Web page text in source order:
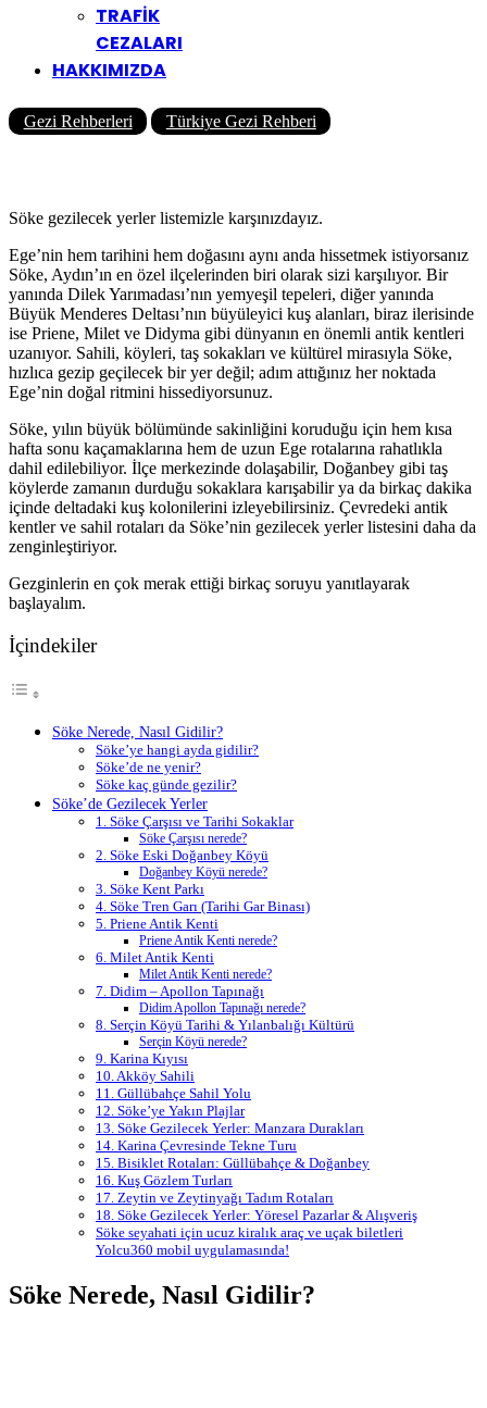
TRAFİK
CEZALARI
HAKKIMIZDA
Gezi Rehberleri Türkiye Gezi Rehberi
Söke gezilecek yerler listemizle karşınızdayız.
Ege’nin hem tarihini hem doğasını aynı anda hissetmek istiyorsanız
Söke, Aydın’ın en özel ilçelerinden biri olarak sizi karşılıyor. Bir
yanında Dilek Yarımadası’nın yemyeşil tepeleri, diğer yanında
Büyük Menderes Deltası’nın büyüleyici kuş alanları, biraz ilerisinde
ise Priene, Milet ve Didyma gibi dünyanın en önemli antik kentleri
uzanıyor. Sahili, köyleri, taş sokakları ve kültürel mirasıyla Söke,
hızlıca gezip geçilecek bir yer değil; adım attığınız her noktada
Ege’nin doğal ritmini hissediyorsunuz.
Söke, yılın büyük bölümünde sakinliğini koruduğu için hem kısa
hafta sonu kaçamaklarına hem de uzun Ege rotalarına rahatlıkla
dahil edilebiliyor. İlçe merkezinde dolaşabilir, Doğanbey gibi taş
köylerde zamanın durduğu sokaklara karışabilir ya da birkaç dakika
içinde deltadaki kuş kolonilerini izleyebilirsiniz. Çevredeki antik
kentler ve sahil rotaları da Söke’nin gezilecek yerler listesini daha da
zenginleştiriyor.
Gezginlerin en çok merak ettiği birkaç soruyu yanıtlayarak
başlayalım.
İçindekiler
Söke Nerede, Nasıl Gidilir?
Söke’ye hangi ayda gidilir?
Söke’de ne yenir?
Söke kaç günde gezilir?
Söke’de Gezilecek Yerler
1. Söke Çarşısı ve Tarihi Sokaklar
Söke Çarşısı nerede?
2. Söke Eski Doğanbey Köyü
Doğanbey Köyü nerede?
3. Söke Kent Parkı
4. Söke Tren Garı (Tarihi Gar Binası)
5. Priene Antik Kenti
Priene Antik Kenti nerede?
6. Milet Antik Kenti
Milet Antik Kenti nerede?
7. Didim – Apollon Tapınağı
Didim Apollon Tapınağı nerede?
8. Serçin Köyü Tarihi & Yılanbalığı Kültürü
Serçin Köyü nerede?
9. Karina Kıyısı
10. Akköy Sahili
11. Güllübahçe Sahil Yolu
12. Söke’ye Yakın Plajlar
13. Söke Gezilecek Yerler: Manzara Durakları
14. Karina Çevresinde Tekne Turu
15. Bisiklet Rotaları: Güllübahçe & Doğanbey
16. Kuş Gözlem Turları
17. Zeytin ve Zeytinyağı Tadım Rotaları
18. Söke Gezilecek Yerler: Yöresel Pazarlar & Alışveriş
Söke seyahati için ucuz kiralık araç ve uçak biletleri
Yolcu360 mobil uygulamasında!
Söke Nerede, Nasıl Gidilir?